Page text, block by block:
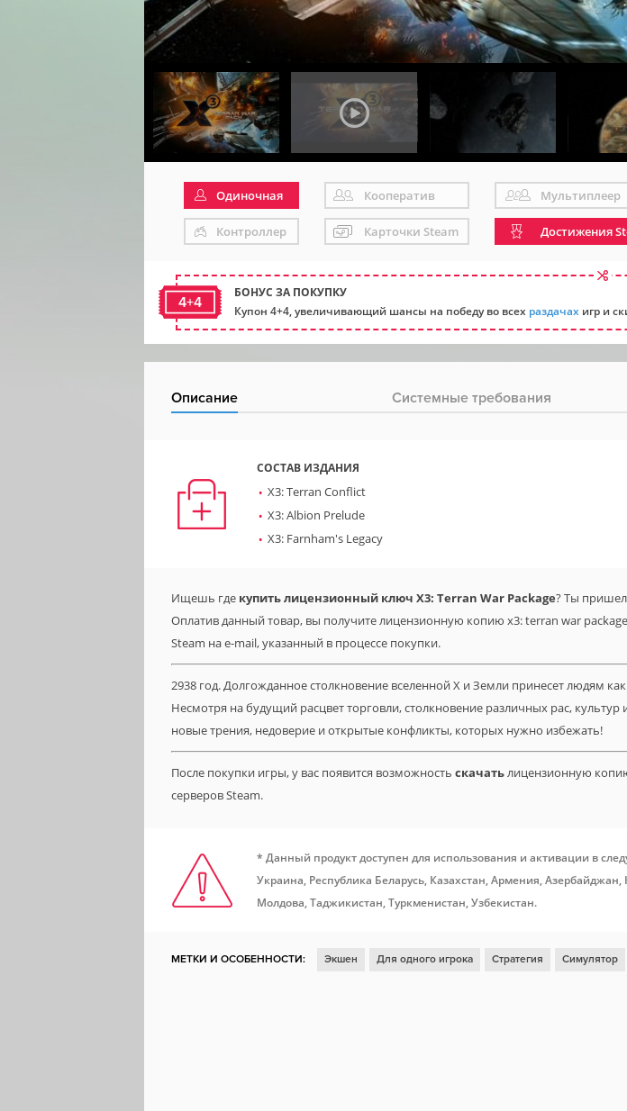
Одиночная Кооператив Мультиплеер
Контроллер Карточки Steam Достижения
4+4
БОНУС ЗА ПОКУПКУ
Купон 4+4, увеличивающий шансы на победу во всех раздачах игр и
Описание Системные требования
СОСТАВ ИЗДАНИЯ
X3: Terran Conflict
X3: Albion Prelude
X3: Farnham's Legacy
Ищешь где купить лицензионный ключ X3: Terran War Package? Ты
Оплатив данный товар, вы получите лицензионную копию x3: terran war
Steam на e-mail, указанный в процессе покупки.
2938 год. Долгожданное столкновение вселенной Х и Земли принесет людям как
Несмотря на будущий расцвет торговли, столкновение различных рас, культур
новые трения, недоверие и открытые конфликты, которых нужно избежать!
После покупки игры, у вас появится возможность скачатьлицензионную
серверов Steam.
* Данный продукт доступен для использования и активации в
Украина, Республика Беларусь, Казахстан, Армения, Азербайджан,
Молдова, Таджикистан, Туркменистан, Узбекистан.
МЕТКИ И ОСОБЕННОСТИ: Экшен Для одного игрока Стратегия Симулятор